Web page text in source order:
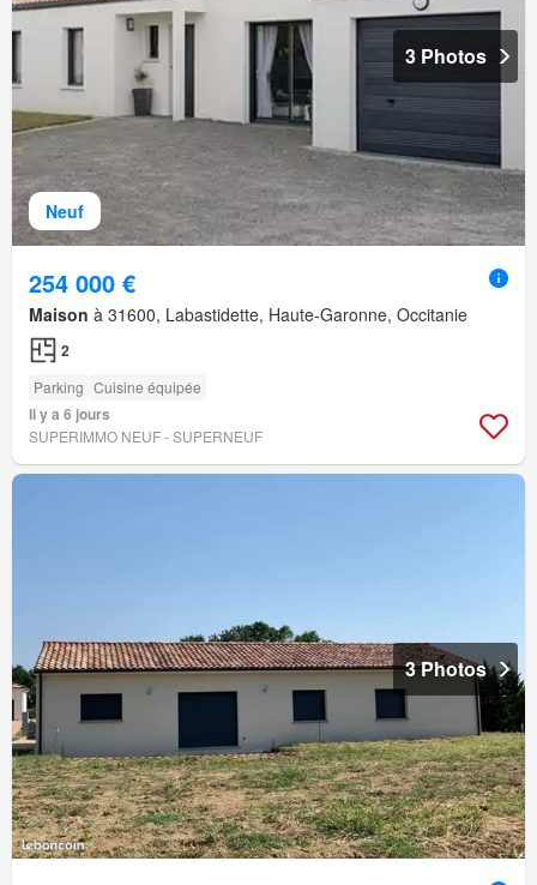
Neuf
3 Photos
254 000 €
Maison à 31600, Labastidette, Haute-Garonne, Occitanie
2
Parking Cuisine équipée
Il y a 6 jours
SUPERIMMO NEUF - SUPERNEUF
3 Photos